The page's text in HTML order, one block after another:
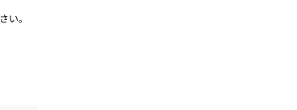
い。